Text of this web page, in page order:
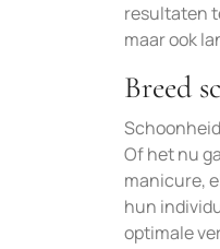
resultaten
maar ook
Breed
Of het nu
manicure,
hun
optimale